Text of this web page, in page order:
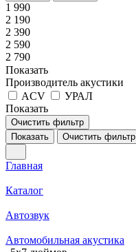
1 990
2 190
2 390
2 590
2 790
Показать
Производитель акустики
ACV
УРАЛ
Показать
Очистить фильтр
Показать
Очистить фильтр
Главная
Каталог
Автозвук
Автомобильная акустика